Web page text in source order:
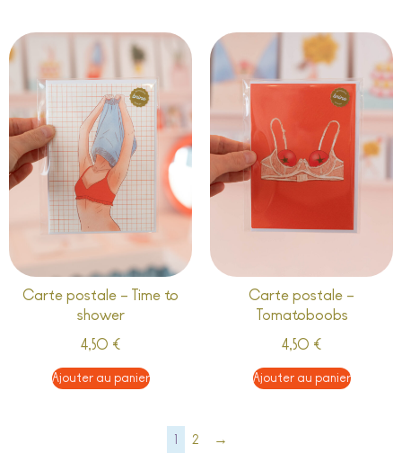
Carte postale – Time to
shower
4,50 €
Ajouter au panier
Carte postale –
Tomatoboobs
4,50 €
Ajouter au panier
1 2 →